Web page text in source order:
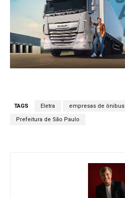
TAGS Eletra empresas de ônibus
Prefeitura de São Paulo